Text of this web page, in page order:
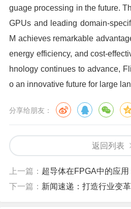
guage processing in the future.
GPUs and leading domain-
M achieves remarkable
energy efficiency, and cost-
hnology continues to advance,
o an innovative future for large
分享给朋友：
返回列表
上一篇： 超导体在FPGA中的应
下一篇： 新闻速递：打造行业变